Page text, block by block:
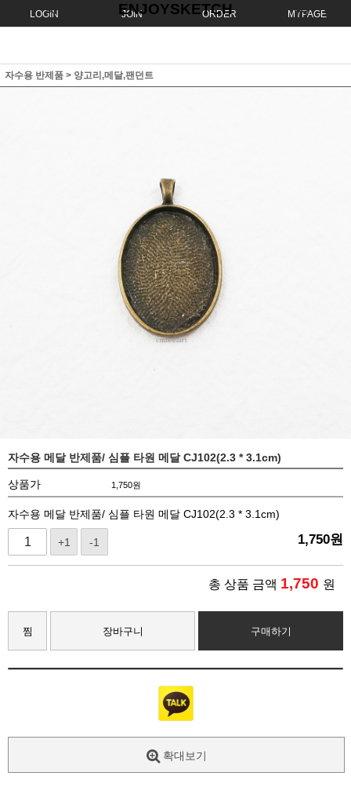
LOGIN JOIN ORDER MYPAGE
ENJOYSKETCH
자수용 반제품 > 양고리,메달,팬던트
자수용 메달 반제품/ 심플 타원 메달 CJ102(2.3 * 3.1cm)
상품가 1,750원
자수용 메달 반제품/ 심플 타원 메달 CJ102(2.3 * 3.1cm)
+1 -1 1,750원
총 상품 금액 1,750 원
찜 장바구니 구매하기
확대보기